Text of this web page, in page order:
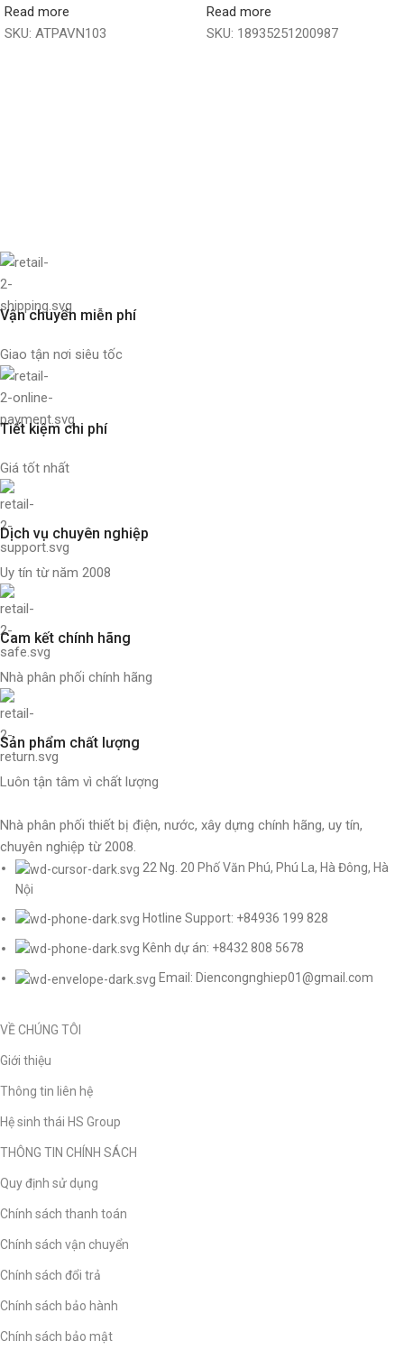
Read more
SKU: ATPAVN103
Read more
SKU: 18935251200987
Vận chuyển miễn phí
Giao tận nơi siêu tốc
Tiết kiệm chi phí
Giá tốt nhất
Dịch vụ chuyên nghiệp
Uy tín từ năm 2008
Cam kết chính hãng
Nhà phân phối chính hãng
Sản phẩm chất lượng
Luôn tận tâm vì chất lượng
Nhà phân phối thiết bị điện, nước, xây dựng chính hãng, uy tín,
chuyên nghiệp từ 2008.
22 Ng. 20 Phố Văn Phú, Phú La, Hà Đông, Hà
Nội
Hotline Support: +84936 199 828
Kênh dự án: +8432 808 5678
Email: Diencongnghiep01@gmail.com
VỀ CHÚNG TÔI
Giới thiệu
Thông tin liên hệ
Hệ sinh thái HS Group
THÔNG TIN CHÍNH SÁCH
Quy định sử dụng
Chính sách thanh toán
Chính sách vận chuyển
Chính sách đổi trả
Chính sách bảo hành
Chính sách bảo mật